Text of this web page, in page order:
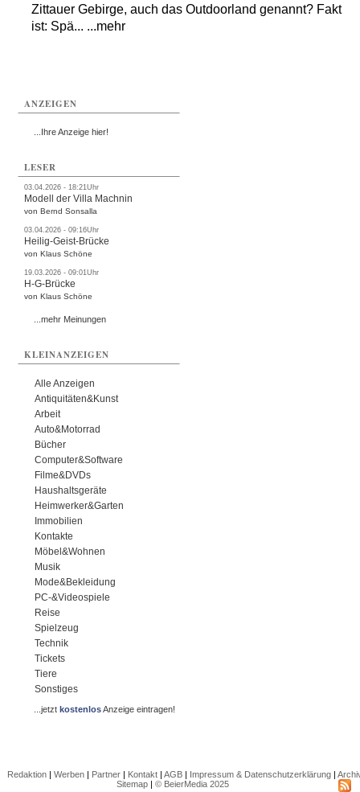
Zittauer Gebirge, auch das Outdoorland genannt? Fakt
ist: Spä... ...mehr
ANZEIGEN
...Ihre Anzeige hier!
LESER
03.04.2026 - 18:21Uhr
Modell der Villa Machnin
von Bernd Sonsalla
03.04.2026 - 09:16Uhr
Heilig-Geist-Brücke
von Klaus Schöne
19.03.2026 - 09:01Uhr
H-G-Brücke
von Klaus Schöne
...mehr Meinungen
KLEINANZEIGEN
Alle Anzeigen
Antiquitäten&Kunst
Arbeit
Auto&Motorrad
Bücher
Computer&Software
Filme&DVDs
Haushaltsgeräte
Heimwerker&Garten
Immobilien
Kontakte
Möbel&Wohnen
Musik
Mode&Bekleidung
PC-&Videospiele
Reise
Spielzeug
Technik
Tickets
Tiere
Sonstiges
...jetztkostenlosAnzeige eintragen!
Redaktion| Werben| Partner| Kontakt| AGB| Impressum & Datenschutzerklärung|
Sitemap| © BeierMedia 2025